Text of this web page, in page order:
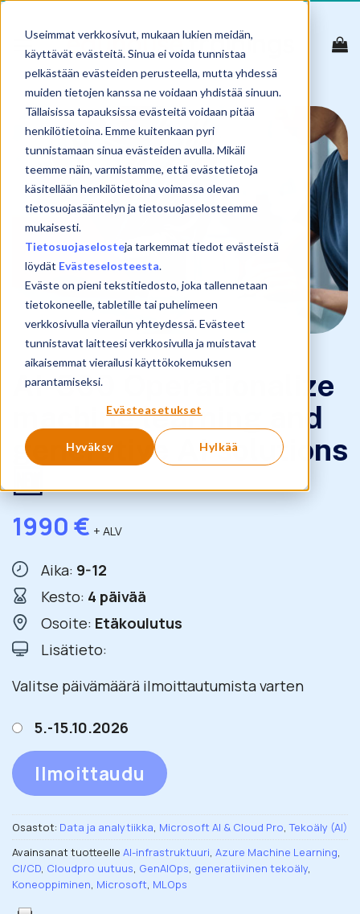
Useimmat verkkosivut, mukaan lukien meidän,
käyttävät evästeitä. Sinua ei voida tunnistaa
pelkästään evästeiden perusteella, mutta yhdessä
muiden tietojen kanssa ne voidaan yhdistää sinuun.
Tällaisissa tapauksissa evästeitä voidaan pitää
henkilötietoina. Emme kuitenkaan pyri
tunnistamaan sinua evästeiden avulla. Mikäli
teemme näin, varmistamme, että evästetietoja
käsitellään henkilötietoina voimassa olevan
tietosuojasääntelyn ja tietosuojaselosteemme
mukaisesti.
Tietosuojaselosteja tarkemmat tiedot evästeistä
löydät Evästeselosteesta.
Eväste on pieni tekstitiedosto, joka tallennetaan
tietokoneelle, tabletille tai puhelimeen
verkkosivulla vierailun yhteydessä. Evästeet
tunnistavat laitteesi verkkosivulla ja muistavat
aikaisemmat vierailusi käyttökokemuksen
parantamiseksi.
Evästeasetukset
Hyväksy Hylkää
Skip
content
AI-300 Operationalize
machine learning and
generative AI solutions
🆕
1990€ + ALV
Aika: 9-12
Kesto: 4 päivää
Osoite: Etäkoulutus
Lisätieto:
Valitse päivämäärä ilmoittautumista varten
5.-15.10.2026
Ilmoittaudu
Osastot: Data ja analytiikka, Microsoft AI & Cloud Pro,Tekoäly (AI)
Avainsanat tuotteelle AI-infrastruktuuri, Azure Machine Learning,
CI/CD, Cloudpro uutuus, GenAIOps, generatiivinen tekoäly,
Koneoppiminen, Microsoft, MLOps